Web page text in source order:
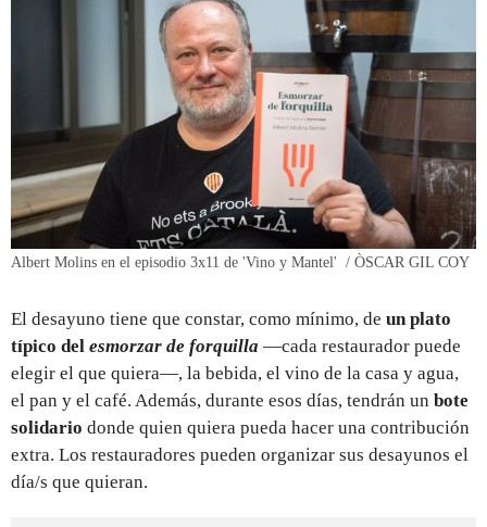
Albert Molins en el episodio 3x11 de 'Vino y Mantel' / ÒSCAR GIL COY
El desayuno tiene que constar, como mínimo, de un plato
típico del esmorzar de forquilla —cada restaurador puede
elegir el que quiera—, la bebida, el vino de la casa y agua,
el pan y el café. Además, durante esos días, tendrán un bote
solidario donde quien quiera pueda hacer una contribución
extra. Los restauradores pueden organizar sus desayunos el
día/s que quieran.